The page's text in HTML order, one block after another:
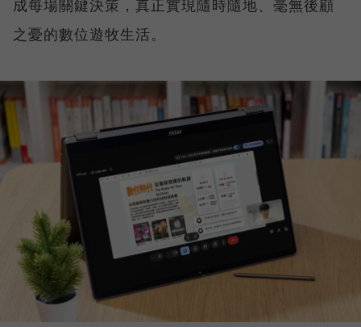
成每場關鍵決策，真正實現隨時隨地、毫無後顧
之憂的數位遊牧生活。